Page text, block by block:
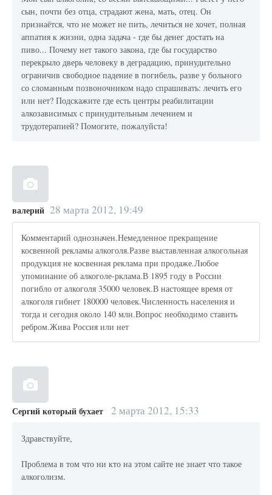
сын, почти без отца, страдают жена, мать, отец. Он
признаётся, что не может не пить, лечиться не хочет, полная
аппатия к жизни, одна задача - где бы денег достать на
пиво... Почему нет такого закона, где бы государство
перекрыло дверь человеку в деградацию, принудительно
ограничив свободное падение в погибель, разве у больного
со сломанным позвоночником надо спрашивать: лечить его
или нет? Подскажите где есть центры реабилитации
алкозависимых с принудительным лечением и
трудотерапией? Помогите, пожалуйста!
валерий 28 марта 2012, 19:49
Комментарий однозначен.Немедленное прекращение
косвенной рекламы алкоголя.Разве выставленная алкогольная
продукция не косвенная реклама при продаже.Любое
упоминание об алкоголе-рклама.В 1895 году в России
погибло от алкоголя 35000 человек.В настоящее время от
алкоголя гибнет 180000 человек.Численность населения и
тогда и сегодня около 140 млн.Вопрос необходимо ставить
ребром.Жива Россия или нет
Сергий который бухает 2 марта 2012, 15:33
Здравствуйте,
Проблема в том что ни кто на этом сайте не знает что такое
алкоголизм.